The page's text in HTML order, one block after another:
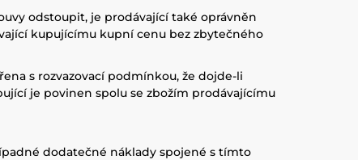
odstoupit, je prodávající také oprávněn
kupujícímu kupní cenu bez zbytečného
s rozvazovací podmínkou, že dojde-li
je povinen spolu se zbožím prodávajícímu
dodatečné náklady spojené s tímto